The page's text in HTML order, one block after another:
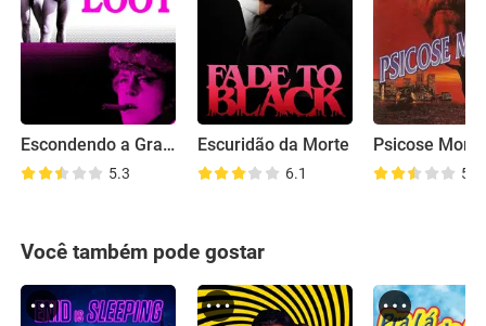
Escondendo a Grana
5.3
Escuridão da Morte
6.1
Psicose
5.8
Você também pode gostar